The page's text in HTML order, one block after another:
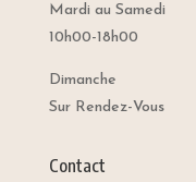
Mardi au Samedi
10h00-18h00
Dimanche
Sur Rendez-Vous
Contact